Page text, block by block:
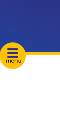
menu